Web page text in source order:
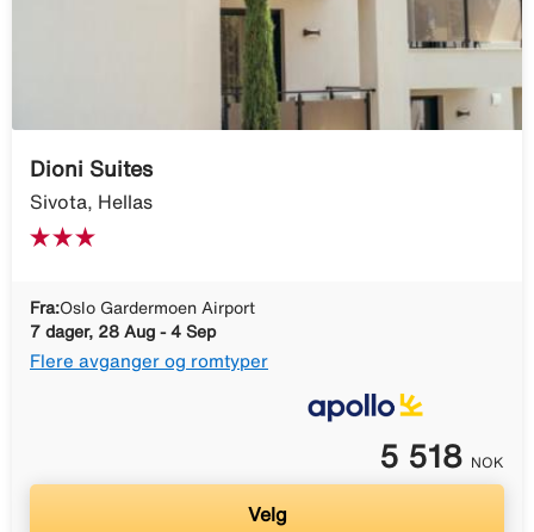
Dioni Suites
Sivota, Hellas
Fra:Oslo Gardermoen Airport
7 dager, 28 Aug - 4 Sep
Flere avganger og romtyper
5 518 NOK
Velg